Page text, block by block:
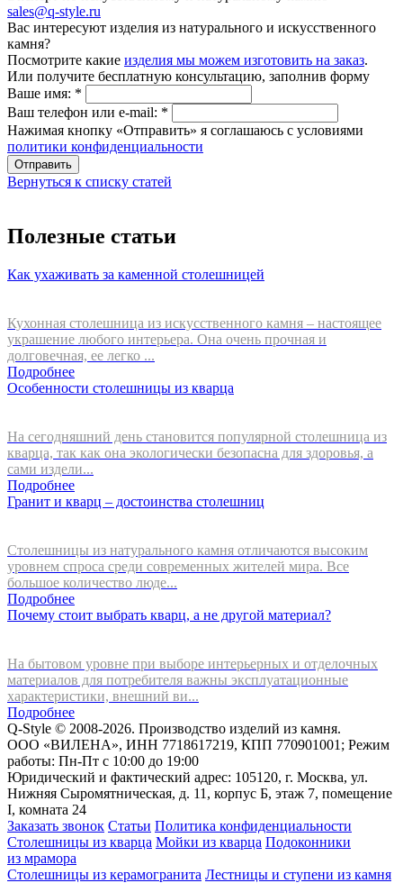
sales@q-style.ru
Вас интересуют изделия из натурального и искусственного
камня?
Посмотрите какие изделия мы можем изготовить на заказ.
Или получите бесплатную консультацию, заполнив форму
Ваше имя: *
Ваш телефон или e-mail: *
Нажимая кнопку «Отправить» я соглашаюсь с условиями
политики конфиденциальности
Отправить
Вернуться к списку статей
Полезные статьи
Как ухаживать за каменной столешницей
Кухонная столешница из искусственного камня – настоящее
украшение любого интерьера. Она очень прочная и
долговечная, ее легко ...
Подробнее
Особенности столешницы из кварца
На сегодняшний день становится популярной столешница из
кварца, так как она экологически безопасна для здоровья, а
сами издели...
Подробнее
Гранит и кварц – достоинства столешниц
Столешницы из натурального камня отличаются высоким
уровнем спроса среди современных жителей мира. Все
большое количество люде...
Подробнее
Почему стоит выбрать кварц, а не другой материал?
На бытовом уровне при выборе интерьерных и отделочных
материалов для потребителя важны эксплуатационные
характеристики, внешний ви...
Подробнее
Q-Style © 2008-2026. Производство изделий из камня.
ООО «ВИЛЕНА», ИНН 7718617219, КПП 770901001; Режим
работы: Пн-Пт с 10:00 до 19:00
Юридический и фактический адрес: 105120, г. Москва, ул.
Нижняя Сыромятническая, д. 11, корпус Б, этаж 7, помещение
I, комната 24
Заказать звонок Статьи Политика конфиденциальности
Столешницы из кварца Мойки из кварца Подоконники
из мрамора
Столешницы из керамогранита Лестницы и ступени из камня